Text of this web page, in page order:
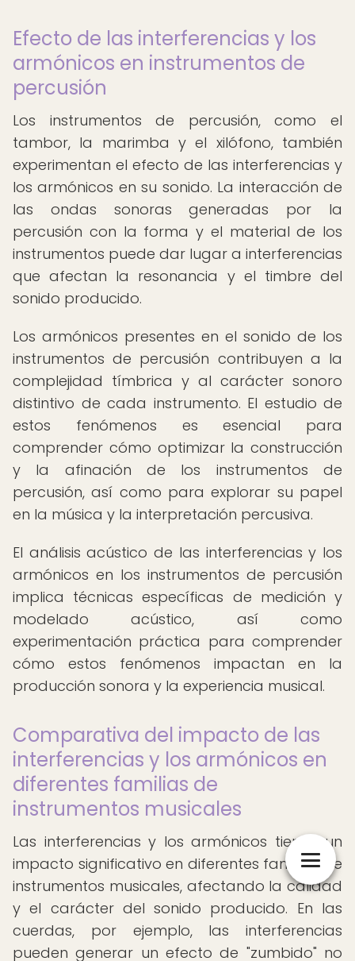
Efecto de las interferencias y los
armónicos en instrumentos de
percusión
Los instrumentos de percusión, como el
tambor, la marimba y el xilófono, también
experimentan el efecto de las interferencias y
los armónicos en su sonido. La interacción de
las ondas sonoras generadas por la
percusión con la forma y el material de los
instrumentos puede dar lugar a interferencias
que afectan la resonancia y el timbre del
sonido producido.
Los armónicos presentes en el sonido de los
instrumentos de percusión contribuyen a la
complejidad tímbrica y al carácter sonoro
distintivo de cada instrumento. El estudio de
estos fenómenos es esencial para
comprender cómo optimizar la construcción
y la afinación de los instrumentos de
percusión, así como para explorar su papel
en la música y la interpretación percusiva.
El análisis acústico de las interferencias y los
armónicos en los instrumentos de percusión
implica técnicas específicas de medición y
modelado acústico, así como
experimentación práctica para comprender
cómo estos fenómenos impactan en la
producción sonora y la experiencia musical.
Comparativa del impacto de las
interferencias y los armónicos en
diferentes familias de
instrumentos musicales
Las interferencias y los armónicos tienen un
impacto significativo en diferentes familias de
instrumentos musicales, afectando la calidad
y el carácter del sonido producido. En las
cuerdas, por ejemplo, las interferencias
pueden generar un efecto de "zumbido" no